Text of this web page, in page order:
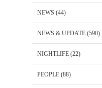
NEWS (44)
NEWS & UPDATE (590)
NIGHTLIFE (22)
PEOPLE (88)